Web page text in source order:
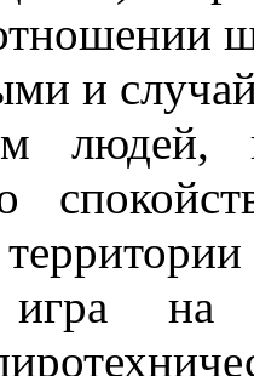
и
игра на